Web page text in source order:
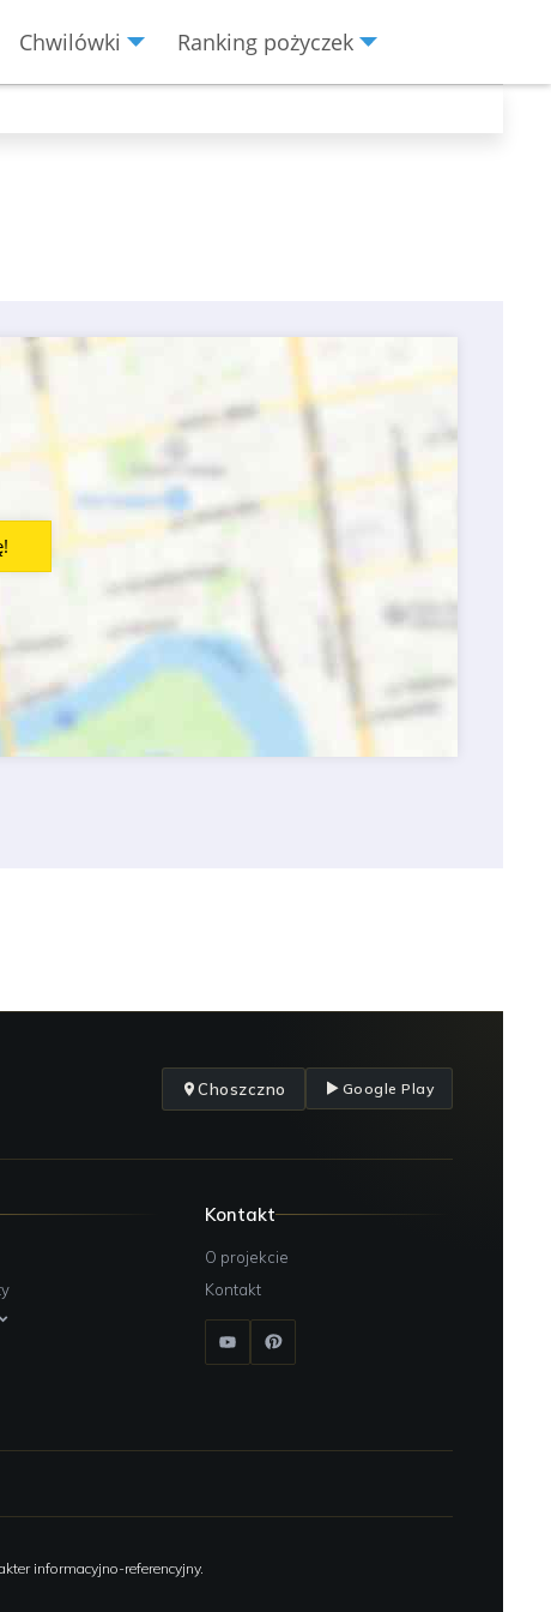
Chwilówki Ranking pożyczek
Choszczno Google Play
Kontakt
O projekcie
Kontakt
informacyjno-referencyjny.